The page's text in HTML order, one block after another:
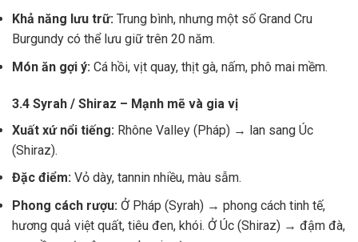
Khả năng lưu trữ: Trung bình, nhưng một số Grand Cru
Burgundy có thể lưu giữ trên 20 năm.
Món ăn gợi ý: Cá hồi, vịt quay, thịt gà, nấm, phô mai mềm.
3.4 Syrah / Shiraz – Mạnh mẽ và gia vị
Xuất xứ nổi tiếng: Rhône Valley (Pháp) → lan sang Úc
(Shiraz).
Đặc điểm: Vỏ dày, tannin nhiều, màu sẫm.
Phong cách rượu: Ở Pháp (Syrah) → phong cách tinh tế,
hương quả việt quất, tiêu đen, khói. Ở Úc (Shiraz) → đậm đà,